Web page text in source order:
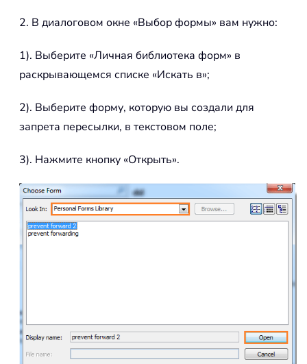
2. В диалоговом окне «Выбор формы» вам нужно:
1). Выберите «Личная библиотека форм» в
раскрывающемся списке «Искать в»;
2). Выберите форму, которую вы создали для
запрета пересылки, в текстовом поле;
3). Нажмите кнопку «Открыть».